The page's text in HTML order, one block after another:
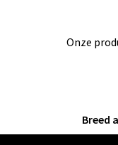
Onze
Breed